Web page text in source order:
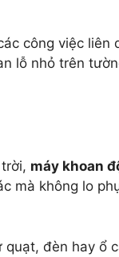
công việc
lỗ nhỏ trên
máy khoan
mà không lo
đèn hay ổ